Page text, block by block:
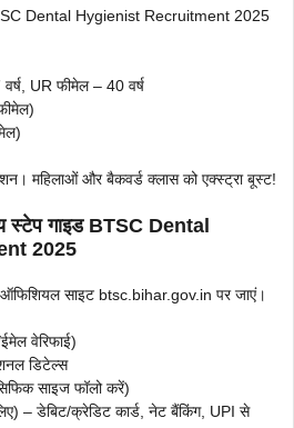
Dental Hygienist Recruitment 2025
UR फीमेल – 40 वर्ष
महिलाओं और बैकवर्ड क्लास को एक्स्ट्रा बूस्ट!
स्टेप गाइड BTSC Dental
2025
साइट btsc.bihar.gov.in पर जाएं।
वेरिफाई)
डिटेल्स
साइज फॉलो करें)
– डेबिट/क्रेडिट कार्ड, नेट बैंकिंग, UPI से